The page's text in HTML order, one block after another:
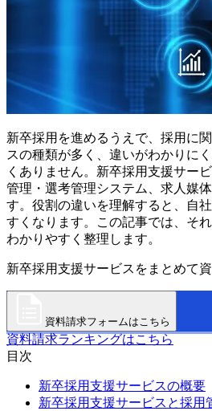
新卒採用を進めるうえで、採用に
スの種類が多く、違いがわかりに
くありません。新卒採用支援サー
管理・選考管理システム、求人媒
す。役割の違いを理解すると、自
すくなります。この記事では、そ
わかりやすく整理します。
新卒採用支援サービスをまとめて資
資料請求フォームはこちら
資料請求ランキングはこちら
目次
新卒採用支援サービスの概要
新卒採用支援サービスと採用